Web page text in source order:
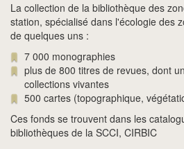
La collection de la bibliothèque des
station, spécialisé dans l'écologie des
de quelques uns :
7 000 monographies
plus de 800 titres de revues, dont
collections vivantes
500 cartes (topographique,
Ces fonds se trouvent dans les
bibliothèques de la SCCI, CIRBIC